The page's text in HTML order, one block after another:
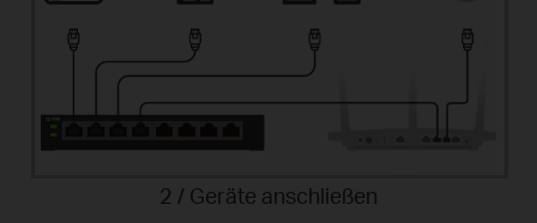
2 / Geräte anschließen